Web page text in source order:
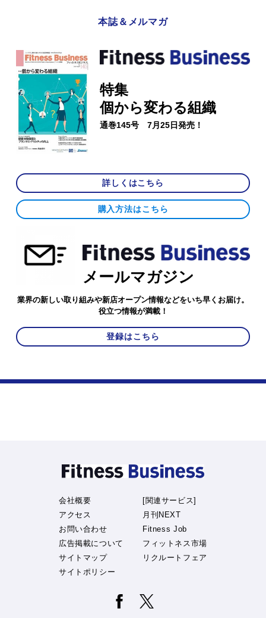
本誌＆メルマガ
特集
個から変わる組織
通巻145号 7月25日発売！
詳しくはこちら
購入方法はこちら
メールマガジン
業界の新しい取り組みや新店オープン情報などをいち早くお届け。
役立つ情報が満載！
登録はこちら
会社概要
アクセス
お問い合わせ
広告掲載について
サイトマップ
サイトポリシー
[関連サービス]
月刊NEXT
Fitness Job
フィットネス市場
リクルートフェア